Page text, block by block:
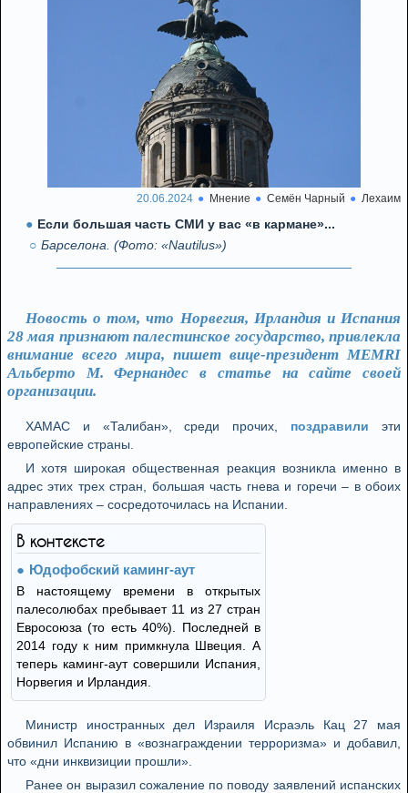
20.06.2024 Мнение Семён Чарный Лехаим
Если большая часть СМИ у вас «в кармане»...
Барселона. (Фото: «Nautilus»)
Новость о том, что Норвегия, Ирландия и Испания
28 мая признают палестинское государство, привлекла
внимание всего мира, пишет вице-президент MEMRI
Альберто М. Фернандес в статье на сайте своей
организации.
ХАМАС и «Талибан», среди прочих, поздравили эти
европейские страны.
И хотя широкая общественная реакция возникла именно в
адрес этих трех стран, большая часть гнева и горечи – в обоих
направлениях – сосредоточилась на Испании.
В контексте
Юдофобский каминг-аут
В настоящему времени в открытых
палесолюбах пребывает 11 из 27 стран
Евросоюза (то есть 40%). Последней в
2014 году к ним примкнула Швеция. А
теперь каминг-аут совершили Испания,
Норвегия и Ирландия.
Министр иностранных дел Израиля Исраэль Кац 27 мая
обвинил Испанию в «вознаграждении терроризма» и добавил,
что «дни инквизиции прошли».
Ранее он выразил сожаление по поводу заявлений испанских